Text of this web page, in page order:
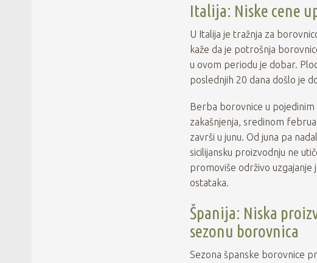
Italija: Niske cene
U Italija je tražnja za
kaže da je potrošnja
u ovom periodu je dobar.
poslednjih 20 dana došlo je
Berba borovnice u pojedinim
zakašnjenja, sredinom
završi u junu. Od juna pa
sicilijansku proizvodnju ne
promoviše održivo
ostataka.
Španija: Niska
sezonu borovnica
Sezona španske borovnice